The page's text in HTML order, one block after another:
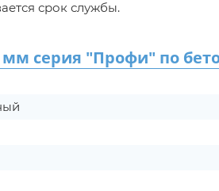
срок службы.
серия "Профи" по